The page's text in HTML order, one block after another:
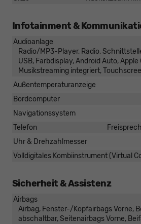
Infotainment &
Audioanlage
Radio/MP3-Player, Radio,
USB, Farbdisplay, Android Auto, Apple
Musikstreaming integriert,
Außentemperaturanzeige
Bordcomputer
Navigationssystem
Telefon
Uhr & Drehzahlmesser
Volldigitales Kombiinstrument (Virtual
Sicherheit & Assistenz
Airbags
Airbag, Fenster-/Kopfairbags Vorne,
abschaltbar, Seitenairbags Vorne,